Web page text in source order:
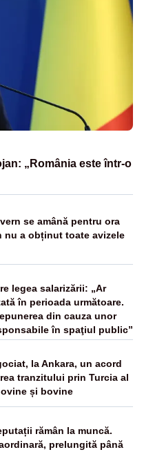
„România este într-o
se amână pentru ora
nu a obținut toate avizele
legea salarizării: „Ar
în perioada următoare.
din cauza unor
în spaţiul public”
la Ankara, un acord
tranzitului prin Turcia al
și bovine
rămân la muncă.
prelungită până